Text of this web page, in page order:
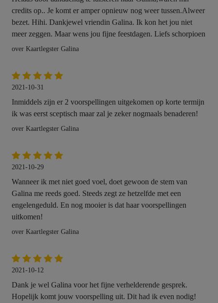
credits op.. Je komt er amper opnieuw nog weer tussen.Alweer
bezet. Hihi. Dankjewel vriendin Galina. Ik kon het jou niet
meer zeggen. Maar wens jou fijne feestdagen. Liefs schorpioen
over Kaartlegster Galina
2021-10-31
Inmiddels zijn er 2 voorspellingen uitgekomen op korte termijn
ik was eerst sceptisch maar zal je zeker nogmaals benaderen!
over Kaartlegster Galina
2021-10-29
Wanneer ik met niet goed voel, doet gewoon de stem van
Galina me reeds goed. Steeds zegt ze hetzelfde met een
engelengeduld. En nog mooier is dat haar voorspellingen
uitkomen!
over Kaartlegster Galina
2021-10-12
Dank je wel Galina voor het fijne verhelderende gesprek.
Hopelijk komt jouw voorspelling uit. Dit had ik even nodig!